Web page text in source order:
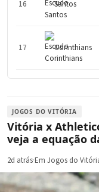
16 Santos
17 Corinthians
JOGOS DO VITÓRIA
Vitória x
veja a equação
2d atrás·Em Jogos do